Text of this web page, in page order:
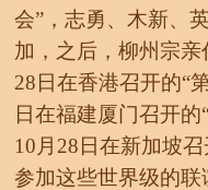
会”，志勇、木新、
加，之后，柳州宗亲
28日在香港召开的“
日在福建厦门召开的
10 月 28日在新加坡
参加这些世界级的